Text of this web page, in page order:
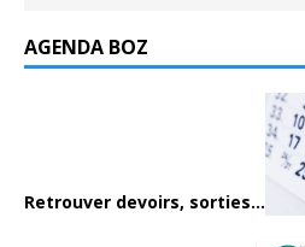
AGENDA BOZ
Retrouver devoirs, sorties...